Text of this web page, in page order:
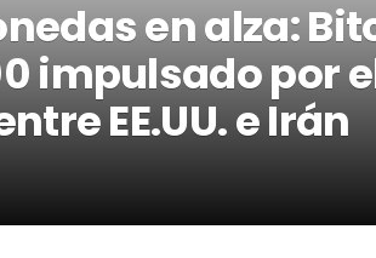
en alza:
impulsado por
EE.UU. e Irán